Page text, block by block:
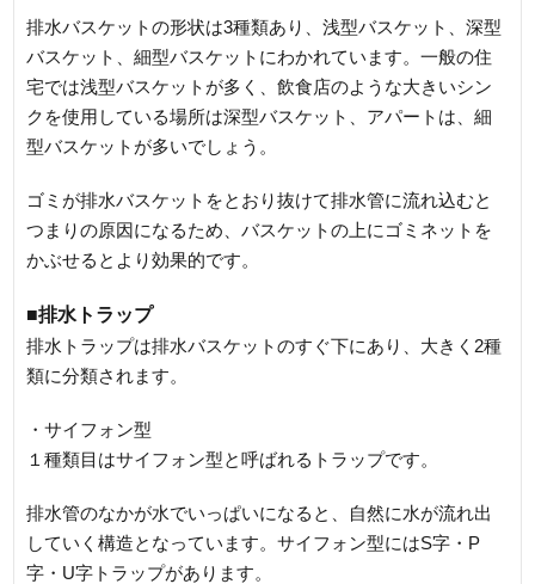
排水バスケットの形状は3種類あり、浅型バスケット、深型
バスケット、細型バスケットにわかれています。一般の住
宅では浅型バスケットが多く、飲食店のような大きいシン
クを使用している場所は深型バスケット、アパートは、細
型バスケットが多いでしょう。
ゴミが排水バスケットをとおり抜けて排水管に流れ込むと
つまりの原因になるため、バスケットの上にゴミネットを
かぶせるとより効果的です。
■排水トラップ
排水トラップは排水バスケットのすぐ下にあり、大きく2種
類に分類されます。
・サイフォン型
１種類目はサイフォン型と呼ばれるトラップです。
排水管のなかが水でいっぱいになると、自然に水が流れ出
していく構造となっています。サイフォン型にはS字・P
字・U字トラップがあります。